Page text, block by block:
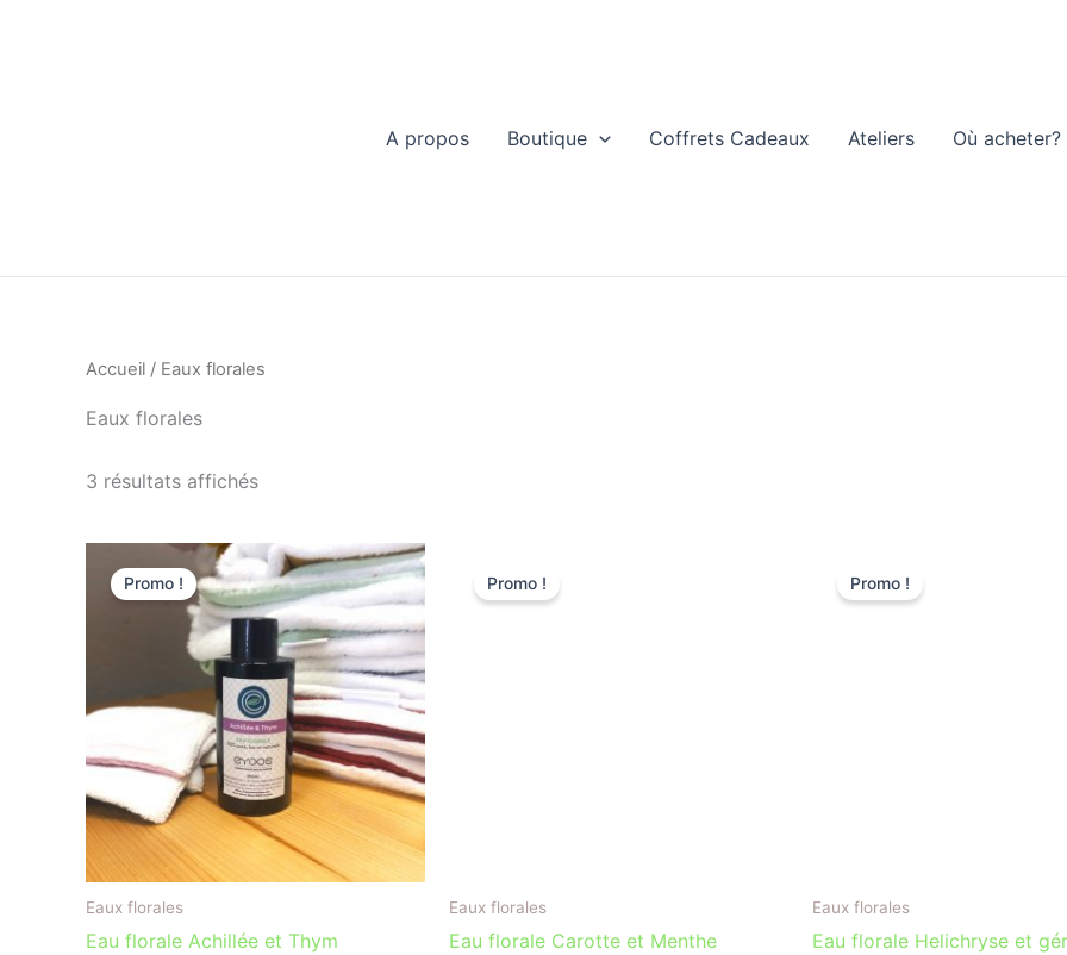
A propos Boutique Coffrets Cadeaux Ateliers Où acheter?
Accueil / Eaux florales
Eaux florales
3 résultats affichés
Promo !
Eaux florales
Eau florale Achillée et Thym
prix
initial
était :
15,00 €.
Le
prix
actuel
est :
6,00 €.
Promo !
Eaux florales
Eau florale Carotte et Menthe
prix
initial
Promo !
Eaux florales
Eau florale Helichryse et
prix
initial